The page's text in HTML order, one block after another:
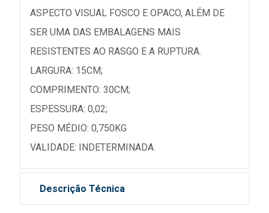
ASPECTO VISUAL FOSCO E OPACO, ALÉM DE
SER UMA DAS EMBALAGENS MAIS
RESISTENTES AO RASGO E A RUPTURA.
LARGURA: 15CM;
COMPRIMENTO: 30CM;
ESPESSURA: 0,02;
PESO MÉDIO: 0,750KG
VALIDADE: INDETERMINADA.
Descrição Técnica